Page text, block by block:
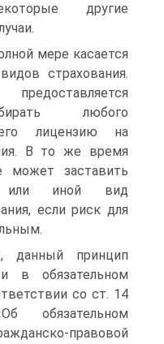
другие
мере касается
страхования.
любого
лицензию на
В то же время
может заставить
или иной вид
если риск для
данный принцип
в обязательном
со ст. 14
обязательном
правовой